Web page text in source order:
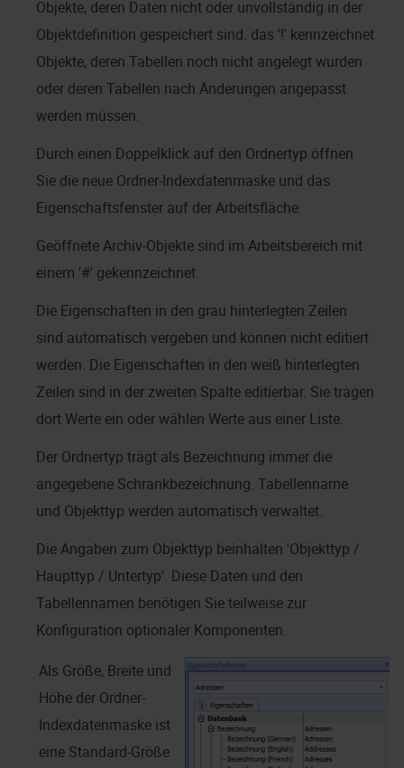
Objekte, deren Daten nicht oder unvollständig in der
Objektdefinition gespeichert sind. das '!' kennzeichnet
Objekte, deren Tabellen noch nicht angelegt wurden
oder deren Tabellen nach Änderungen angepasst
werden müssen.
Durch einen Doppelklick auf den Ordnertyp öffnen
Sie die neue Ordner-Indexdatenmaske und das
Eigenschaftsfenster auf der Arbeitsfläche.
Geöffnete Archiv-Objekte sind im Arbeitsbereich mit
einem '#' gekennzeichnet.
Die Eigenschaften in den grau hinterlegten Zeilen
sind automatisch vergeben und können nicht editiert
werden. Die Eigenschaften in den weiß hinterlegten
Zeilen sind in der zweiten Spalte editierbar. Sie tragen
dort Werte ein oder wählen Werte aus einer Liste.
Der Ordnertyp trägt als Bezeichnung immer die
angegebene Schrankbezeichnung. Tabellenname
und Objekttyp werden automatisch verwaltet.
Die Angaben zum Objekttyp beinhalten 'Objekttyp /
Haupttyp / Untertyp'. Diese Daten und den
Tabellennamen benötigen Sie teilweise zur
Konfiguration optionaler Komponenten.
Als Größe, Breite und
Höhe der Ordner-
Indexdatenmaske ist
eine Standard-Größe